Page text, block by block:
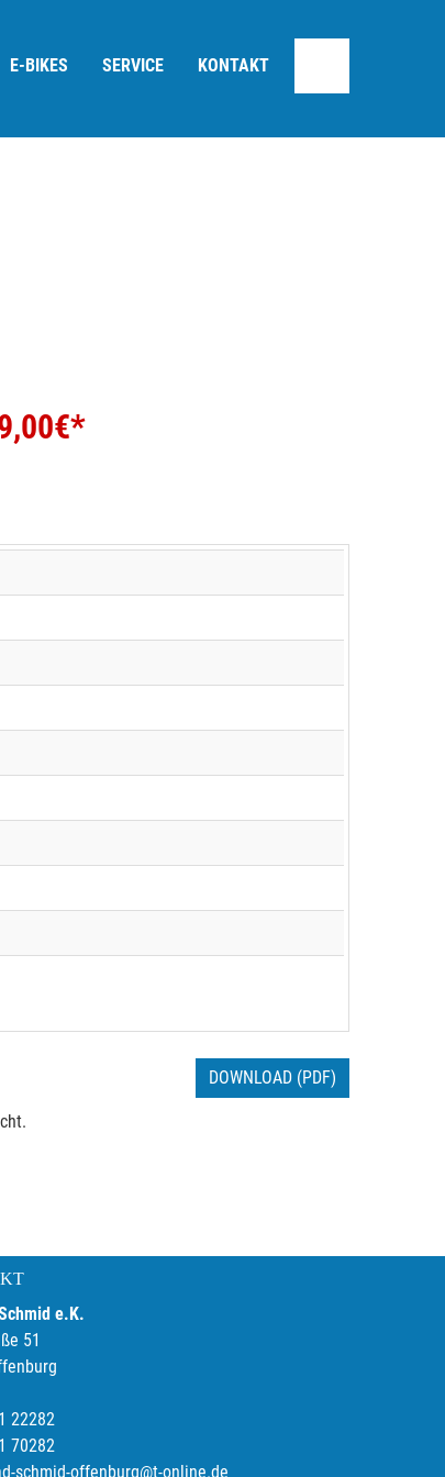
E-BIKES SERVICE KONTAKT
€*
DOWNLOAD (PDF)
e.K.
51
22282
70282
schmid-offenburg@t-online.de